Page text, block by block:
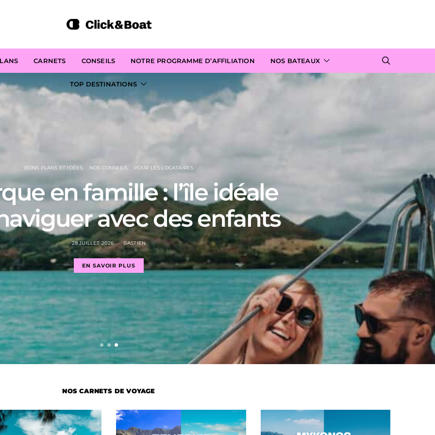
CARNETS CONSEILS NOTRE PROGRAMME D’AFFILIATION NOS BATEAUX
TOP DESTINATIONS
BONS PLANS ET IDÉES NOS CONSEILS POUR LES LOCATAIRES
en famille : l’île idéale
avec des enfants
28 JUILLET 2026 BASTIEN
EN SAVOIR PLUS
NOS CARNETS DE VOYAGE